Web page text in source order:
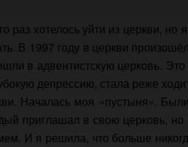
раз хотелось уйти из церкви,
В 1997 году в церкви
в адвентистскую церковь.
депрессию, стала реже
Началась моя «пустыня».
приглашал в свою церковь, но
И я решила, что больше